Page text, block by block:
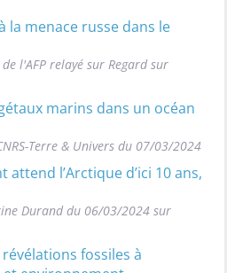
la menace russe dans le
l'AFP relayé sur Regard sur
marins dans un océan
Terre & Univers du 07/03/2024
l’Arctique d’ici 10 ans,
Durand du 06/03/2024 sur
fossiles à